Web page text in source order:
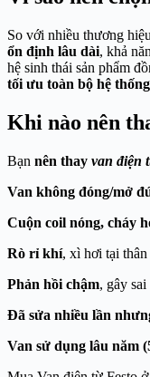
So với nhiều thương
ổn định lâu dài, khả
hệ sinh thái sản phẩm
tối ưu toàn bộ hệ
Khi nào nên
Bạn nên thay van điện
Van không đóng/mở
Cuộn coil nóng, cháy
Rò rỉ khí, xì hơi tại thân
Phản hồi chậm, gây
Đã sửa nhiều lần
Van sử dụng lâu năm